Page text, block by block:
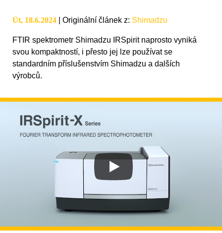
Út, 18.6.2024 Originální článek z: Shimadzu
FTIR spektrometr Shimadzu IRSpirit naprosto vyniká
svou kompaktností, i přesto jej lze používat se
standardním příslušenstvím Shimadzu a dalších
výrobců.